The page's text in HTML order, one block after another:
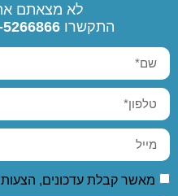
לא מצאתם
התקשרו 5266866
מאשר קבלת עדכונים, הצעות